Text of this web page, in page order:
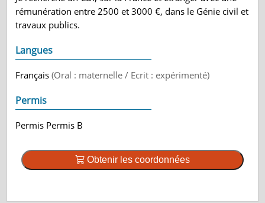
rémunération entre 2500 et 3000 €, dans le Génie civil et
travaux publics.
Langues
Français(Oral : maternelle / Ecrit : expérimenté)
Permis
Permis Permis B
Obtenir les coordonnées